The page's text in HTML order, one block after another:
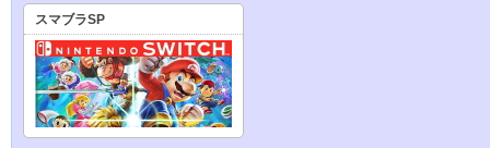
スマブラSP